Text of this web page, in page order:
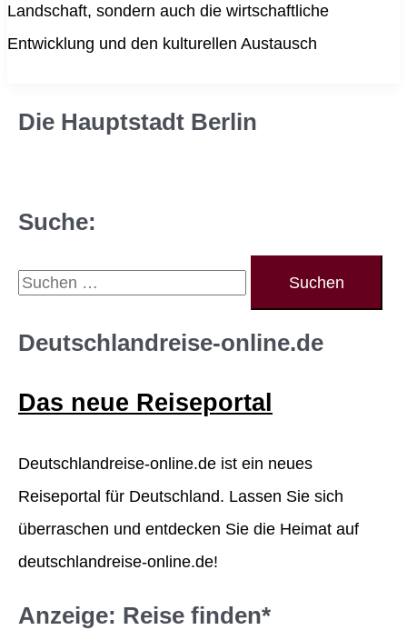
Landschaft, sondern auch die wirtschaftliche
Entwicklung und den kulturellen Austausch
Die Hauptstadt Berlin
Suche:
S
c
e
n
a
c
h
Deutschlandreise-online.de
Das neue Reiseportal
Deutschlandreise-online.de ist ein neues
Reiseportal für Deutschland. Lassen Sie sich
überraschen und entdecken Sie die Heimat auf
deutschlandreise-online.de!
Anzeige: Reise finden*